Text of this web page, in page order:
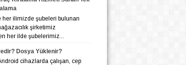
ilimizde şubeleri bulunan
şirketimiz
her ilde şubelerimiz...
Dosya Yüklenir?
cihazlarda çalışan, cep